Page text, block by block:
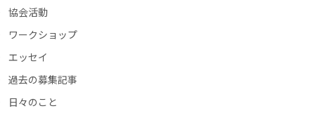
協会活動
ワークショップ
エッセイ
過去の募集記事
日々のこと